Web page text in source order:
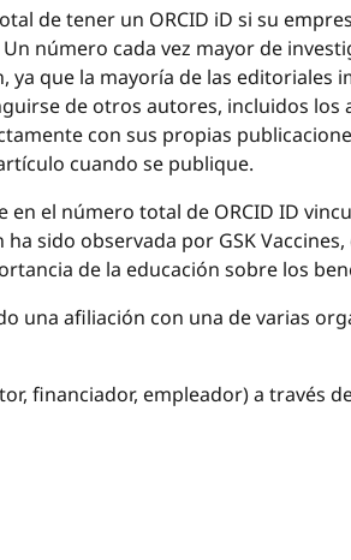
de tener un ORCID iD si su
número cada vez mayor de
que la mayoría de las editoriales
de otros autores, incluidos los
con sus propias
cuando se publique.
el número total de ORCID ID
sido observada por GSK
de la educación sobre los
una afiliación con una de varias
financiador, empleador) a través